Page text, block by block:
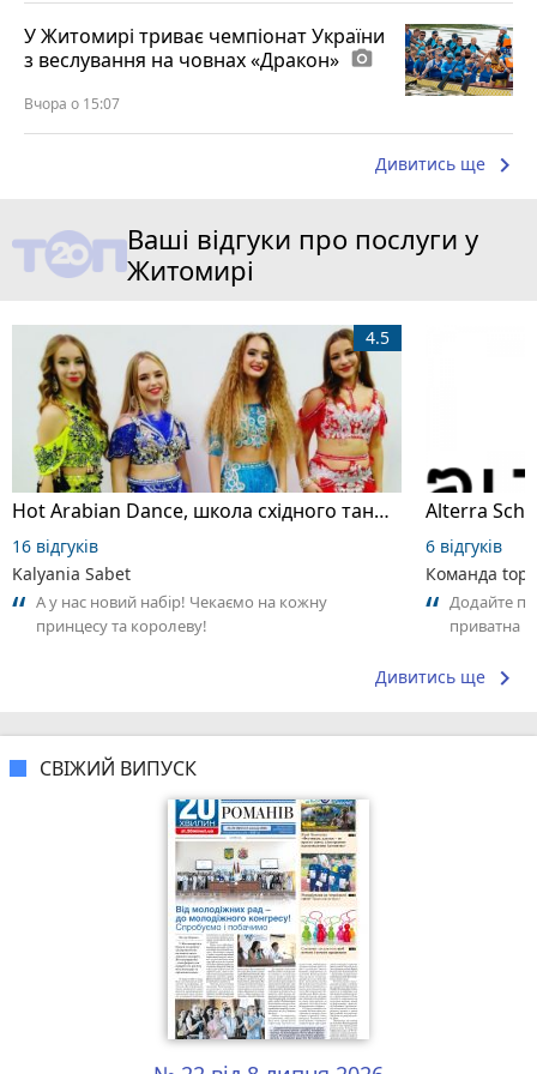
У Житомирі триває чемпіонат України
з веслування на човнах «Дракон» photo_camera
Вчора о 15:07
Дивитись ще keyboard_arrow_right
Ваші відгуки про послуги у
Житомирі
Hot Arabian Dance, школа східного танцю
4.5
16 відгуків
Kalyania Sabet
А у нас новий набір! Чекаємо на кожну
принцесу та королеву!
6 відгуків
Команда
Додайте
приватна
Дивитись ще keyboard_arrow_right
СВІЖИЙ ВИПУСК